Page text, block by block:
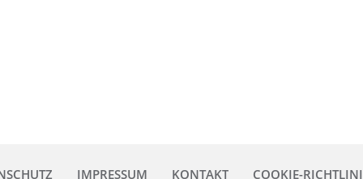
IMPRESSUM KONTAKT COOKIE-